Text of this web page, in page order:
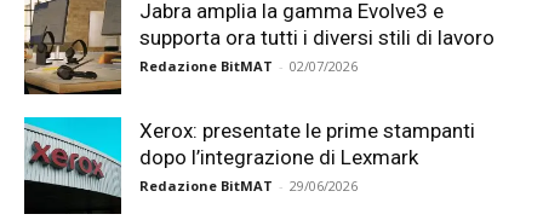
Jabra amplia la gamma Evolve3 e
supporta ora tutti i diversi stili di lavoro
Redazione BitMAT - 02/07/2026
Xerox: presentate le prime stampanti
dopo l’integrazione di Lexmark
Redazione BitMAT - 29/06/2026